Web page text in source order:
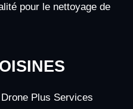
pour le nettoyage de
Plus Services